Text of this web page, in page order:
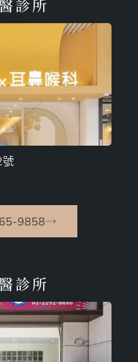
診所
號
9858
診所